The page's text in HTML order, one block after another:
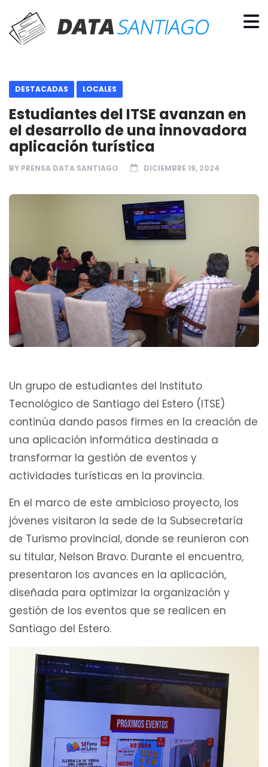
DESTACADAS LOCALES
Estudiantes del ITSE avanzan en
el desarrollo de una innovadora
aplicación turística
BY PRENSA DATA SANTIAGO DICIEMBRE 19, 2024
Un grupo de estudiantes del Instituto
Tecnológico de Santiago del Estero (ITSE)
continúa dando pasos firmes en la creación de
una aplicación informática destinada a
transformar la gestión de eventos y
actividades turísticas en la provincia.
En el marco de este ambicioso proyecto, los
jóvenes visitaron la sede de la Subsecretaría
de Turismo provincial, donde se reunieron con
su titular, Nelson Bravo. Durante el encuentro,
presentaron los avances en la aplicación,
diseñada para optimizar la organización y
gestión de los eventos que se realicen en
Santiago del Estero.